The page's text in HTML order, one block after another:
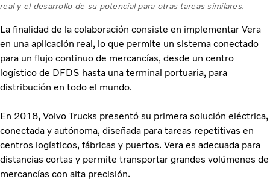
real y el desarrollo de su potencial para otras tareas similares.
La finalidad de la colaboración consiste en implementar Vera
en una aplicación real, lo que permite un sistema conectado
para un flujo continuo de mercancías, desde un centro
logístico de DFDS hasta una terminal portuaria, para
distribución en todo el mundo.
En 2018, Volvo Trucks presentó su primera solución eléctrica,
conectada y autónoma, diseñada para tareas repetitivas en
centros logísticos, fábricas y puertos. Vera es adecuada para
distancias cortas y permite transportar grandes volúmenes de
mercancías con alta precisión.